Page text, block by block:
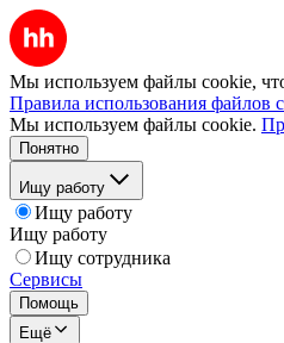
Мы используем файлы cookie,
Правила использования файлов
Мы используем файлы cookie.
Понятно
Ищу работу
Ищу работу
Ищу работу
Ищу сотрудника
Сервисы
Помощь
Ещё